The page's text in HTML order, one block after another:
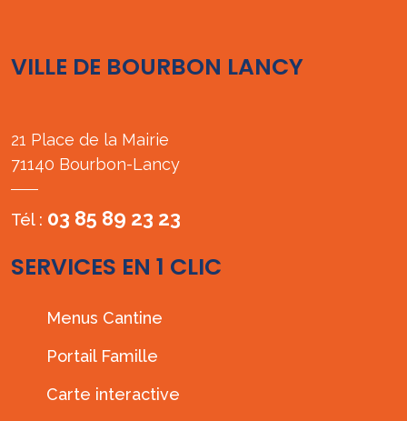
VILLE DE BOURBON LANCY
21 Place de la Mairie
71140 Bourbon-Lancy
Tél : 03 85 89 23 23
SERVICES EN 1 CLIC
Menus Cantine
Portail Famille
Carte interactive